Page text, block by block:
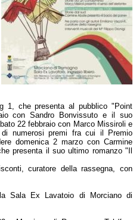
1, che presenta al pubblico "Point
con Sandro Bonvissuto e il suo
22 febbraio con Marco Missiroli e
numerosi premi fra cui il Premio
domenica 2 marzo con Carmine
presenta il suo ultimo romanzo "Il
curatore della rassegna, con
Sala Ex Lavatoio di Morciano di